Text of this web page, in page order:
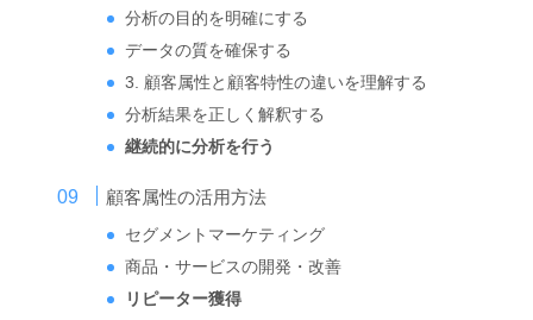
分析の目的を明確にする
データの質を確保する
3. 顧客属性と顧客特性の違いを理解する
分析結果を正しく解釈する
継続的に分析を行う
顧客属性の活用方法
セグメントマーケティング
商品・サービスの開発・改善
リピーター獲得